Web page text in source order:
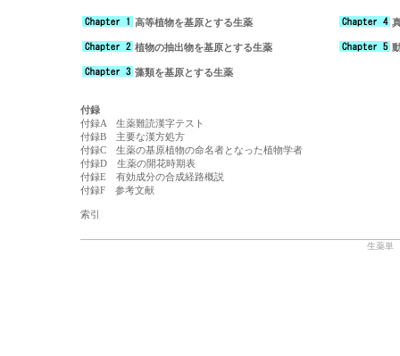
高等植物を基原とする生薬
植物の抽出物を基原とする生薬
藻類を基原とする生薬
付録
付録A 生薬難読漢字テスト
付録B 主要な漢方処方
付録C 生薬の基原植物の命名者となった植物学者
付録D 生薬の開花時期表
付録E 有効成分の合成経路概説
付録F 参考文献
索引
生薬単